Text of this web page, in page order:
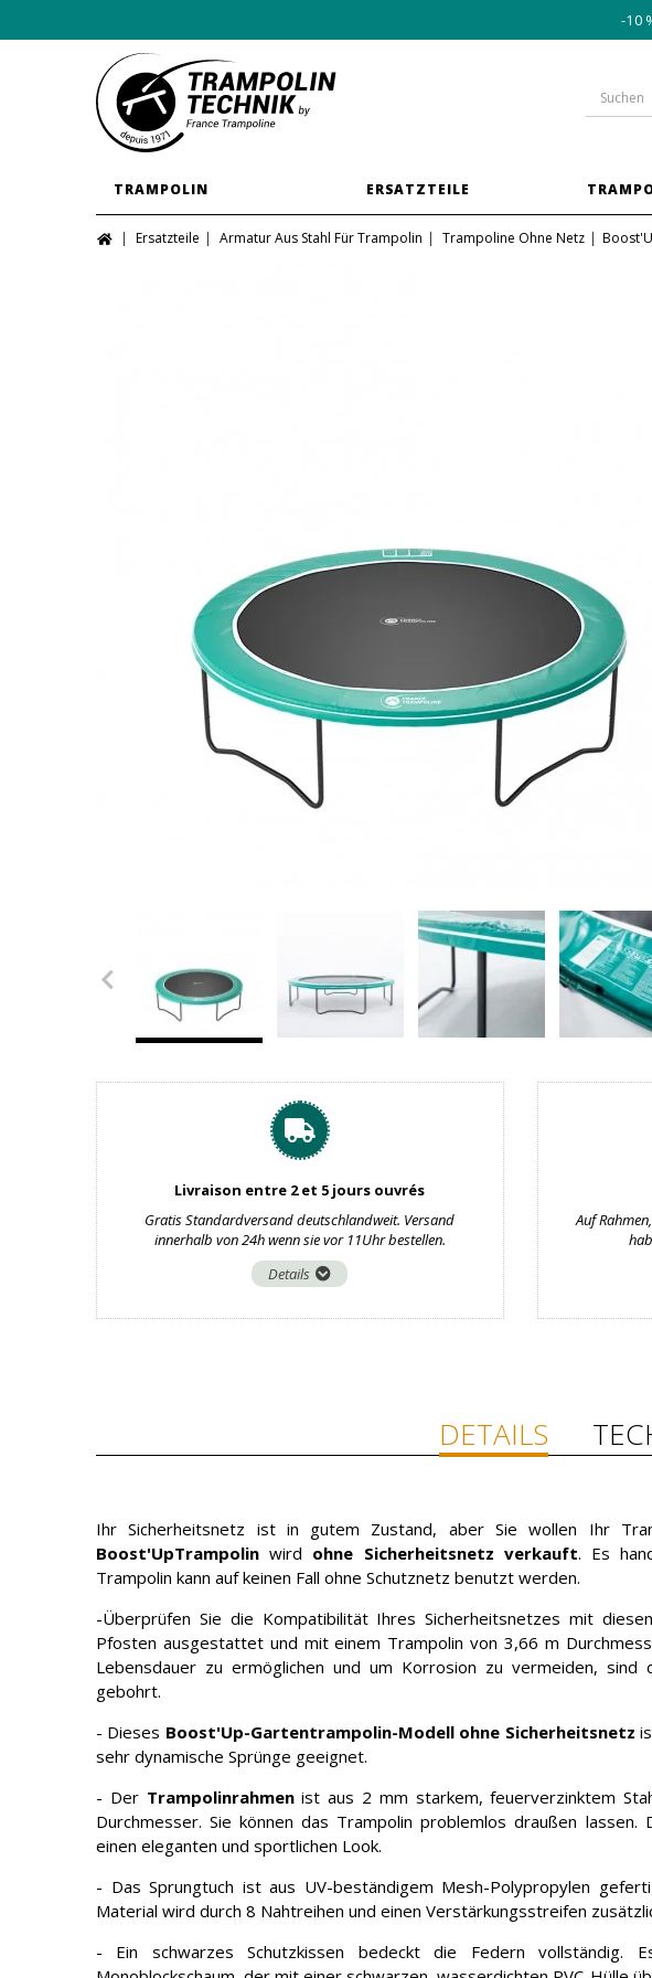
-10
TRAMPOLIN ERSATZTEILE
Ersatzteile Armatur Aus Stahl Für Trampolin Trampoline Ohne Netz
Livraison entre 2 et 5 jours ouvrés
Gratis Standardversand deutschlandweit. Versand
innerhalb von 24h wenn sie vor 11Uhr bestellen.
Details
Auf
DETAILS
Ihr Sicherheitsnetz ist in gutem Zustand, aber Sie wollen Ihr
Boost'UpTrampolin wird ohne Sicherheitsnetz verkauft. Es
Trampolin kann auf keinen Fall ohne Schutznetz benutzt werden.
-Überprüfen Sie die Kompatibilität Ihres Sicherheitsnetzes mit
Pfosten ausgestattet und mit einem Trampolin von 3,66 m
Lebensdauer zu ermöglichen und um Korrosion zu vermeiden, sind
gebohrt.
- Dieses Boost'Up-Gartentrampolin-Modell ohne Sicherheitsnetz
sehr dynamische Sprünge geeignet.
- Der Trampolinrahmenist aus 2 mm starkem, feuerverzinktem
Durchmesser. Sie können das Trampolin problemlos draußen
einen eleganten und sportlichen Look.
- Das Sprungtuch ist aus UV-beständigem Mesh-Polypropylen
Material wird durch 8 Nahtreihen und einen Verstärkungsstreifen
- Ein schwarzes Schutzkissen bedeckt die Federn